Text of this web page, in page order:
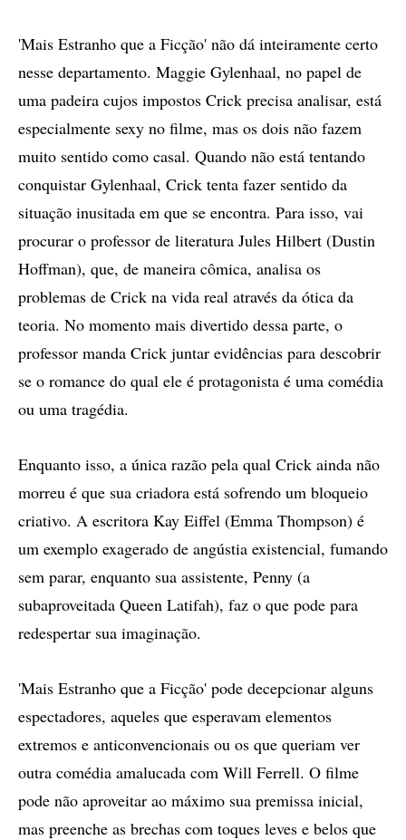
'Mais Estranho que a Ficção' não dá inteiramente certo
nesse departamento. Maggie Gylenhaal, no papel de
uma padeira cujos impostos Crick precisa analisar, está
especialmente sexy no filme, mas os dois não fazem
muito sentido como casal. Quando não está tentando
conquistar Gylenhaal, Crick tenta fazer sentido da
situação inusitada em que se encontra. Para isso, vai
procurar o professor de literatura Jules Hilbert (Dustin
Hoffman), que, de maneira cômica, analisa os
problemas de Crick na vida real através da ótica da
teoria. No momento mais divertido dessa parte, o
professor manda Crick juntar evidências para descobrir
se o romance do qual ele é protagonista é uma comédia
ou uma tragédia.
Enquanto isso, a única razão pela qual Crick ainda não
morreu é que sua criadora está sofrendo um bloqueio
criativo. A escritora Kay Eiffel (Emma Thompson) é
um exemplo exagerado de angústia existencial, fumando
sem parar, enquanto sua assistente, Penny (a
subaproveitada Queen Latifah), faz o que pode para
redespertar sua imaginação.
'Mais Estranho que a Ficção' pode decepcionar alguns
espectadores, aqueles que esperavam elementos
extremos e anticonvencionais ou os que queriam ver
outra comédia amalucada com Will Ferrell. O filme
pode não aproveitar ao máximo sua premissa inicial,
mas preenche as brechas com toques leves e belos que